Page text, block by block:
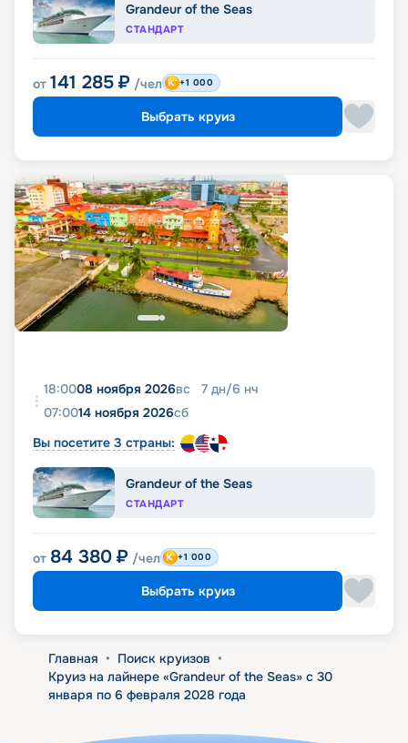
Grandeur of the Seas
СТАНДАРТ
от 141 285 ₽ /чел +1 000
Выбрать круиз
18:0008 ноября 2026вс 7 дн/6 нч
07:0014 ноября 2026сб
Вы посетите 3 страны:
Grandeur of the Seas
СТАНДАРТ
от 84 380 ₽ /чел +1 000
Выбрать круиз
Главная • Поиск круизов •
Круиз на лайнере «Grandeur of the Seas» с 30
января по 6 февраля 2028 года